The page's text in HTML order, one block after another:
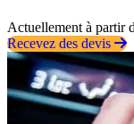
Actuellement à partir
Recevez des devis